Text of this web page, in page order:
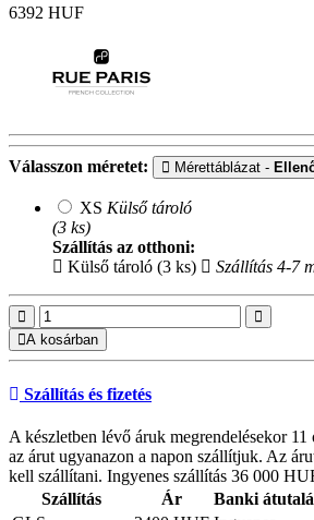
6392 HUF
Válasszon méretet: Mérettáblázat -
XS Külső tároló
(3 ks)
Szállítás az otthoni:
Külső tároló (3 ks)
Szállítás 4-7
A kosárban
Szállítás és fizetés
A készletben lévő áruk megrendelésekor
az árut ugyanazon a napon szállítjuk. Az
kell szállítani. Ingyenes szállítás 36 000
Szállítás
Ár Banki